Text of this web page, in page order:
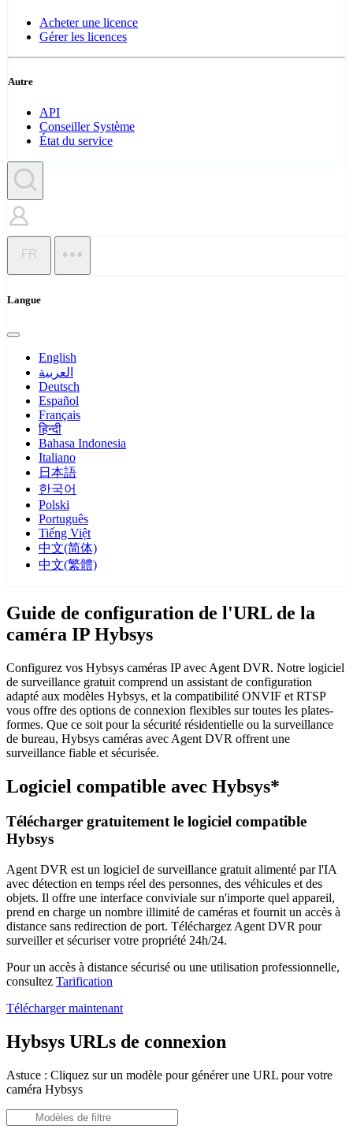
Acheter une licence
Gérer les licences
Autre
API
Conseiller Système
État du service
FR
Langue
English
العربية
Deutsch
Español
Français
हिन्दी
Bahasa Indonesia
Italiano
日本語
한국어
Polski
Português
Tiếng Việt
中文(简体)
中文(繁體)
Guide de configuration de l'URL de la
caméra IP Hybsys
Configurez vos Hybsys caméras IP avec Agent DVR. Notre logiciel
de surveillance gratuit comprend un assistant de configuration
adapté aux modèles Hybsys, et la compatibilité ONVIF et RTSP
vous offre des options de connexion flexibles sur toutes les plates-
formes. Que ce soit pour la sécurité résidentielle ou la surveillance
de bureau, Hybsys caméras avec Agent DVR offrent une
surveillance fiable et sécurisée.
Logiciel compatible avec Hybsys*
Télécharger gratuitement le logiciel compatible
Hybsys
Agent DVR est un logiciel de surveillance gratuit alimenté par l'IA
avec détection en temps réel des personnes, des véhicules et des
objets. Il offre une interface conviviale sur n'importe quel appareil,
prend en charge un nombre illimité de caméras et fournit un accès à
distance sans redirection de port. Téléchargez Agent DVR pour
surveiller et sécuriser votre propriété 24h/24.
Pour un accès à distance sécurisé ou une utilisation professionnelle,
consultez Tarification
Télécharger maintenant
Hybsys URLs de connexion
Astuce : Cliquez sur un modèle pour générer une URL pour votre
caméra Hybsys